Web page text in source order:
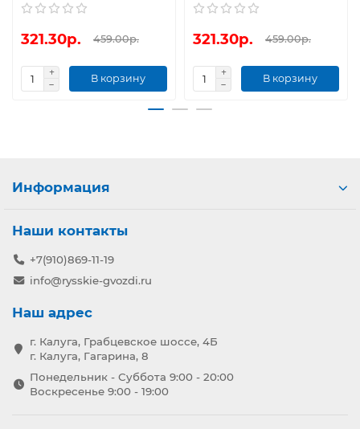
321.30р. 459.00р.
В корзину
321.30р. 459.00р.
В корзину
Информация
Наши контакты
+7(910)869-11-19
info@rysskie-gvozdi.ru
Наш адрес
г. Калуга, Грабцевское шоссе, 4Б
г. Калуга, Гагарина, 8
Понедельник - Суббота 9:00 - 20:00
Воскресенье 9:00 - 19:00